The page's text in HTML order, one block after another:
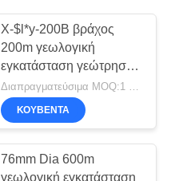
X-$l*y-200B βράχος
200m γεωλογική
εγκατάσταση γεώτρησης
διατρήσεων μηχανών
ZS1115M
Διαπραγματεύσιμα MOQ:1 σύνολο
ΚΟΥΒΈΝΤΑ
76mm Dia 600m
γεωλογική εγκατάσταση